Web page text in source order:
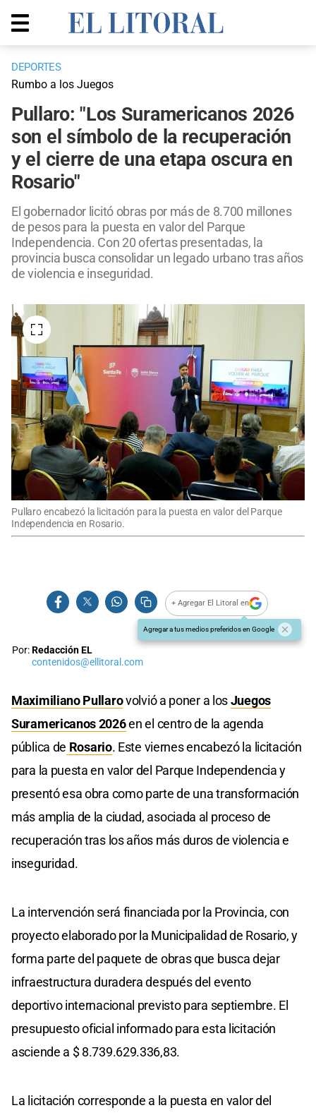
DEPORTES
Rumbo a los Juegos
Pullaro: "Los Suramericanos 2026
son el símbolo de la recuperación
y el cierre de una etapa oscura en
Rosario"
El gobernador licitó obras por más de 8.700 millones
de pesos para la puesta en valor del Parque
Independencia. Con 20 ofertas presentadas, la
provincia busca consolidar un legado urbano tras años
de violencia e inseguridad.
Pullaro encabezó la licitación para la puesta en valor del Parque
Independencia en Rosario.
+ Agregar El Litoral en
Agregar a tus medios preferidos en Google
Por:Redacción EL
contenidos@ellitoral.com
Maximiliano Pullarovolvió a poner a losJuegos
Suramericanos 2026en el centro de la agenda
pública de Rosario. Este viernes encabezó la licitación
para la puesta en valor del Parque Independencia y
presentó esa obra como parte de una transformación
más amplia de la ciudad, asociada al proceso de
recuperación tras los años más duros de violencia e
inseguridad.
La intervención será financiada por la Provincia, con
proyecto elaborado por la Municipalidad de Rosario, y
forma parte del paquete de obras que busca dejar
infraestructura duradera después del evento
deportivo internacional previsto para septiembre. El
presupuesto oficial informado para esta licitación
asciende a $ 8.739.629.336,83.
La licitación corresponde a la puesta en valor del